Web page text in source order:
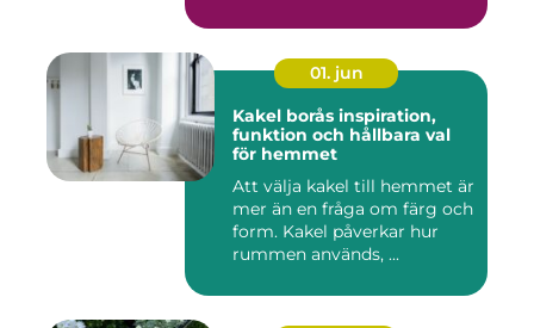
01. jun
Kakel borås inspiration,
funktion och hållbara val
för hemmet
Att välja kakel till hemmet är
mer än en fråga om färg och
form. Kakel påverkar hur
rummen används, ...